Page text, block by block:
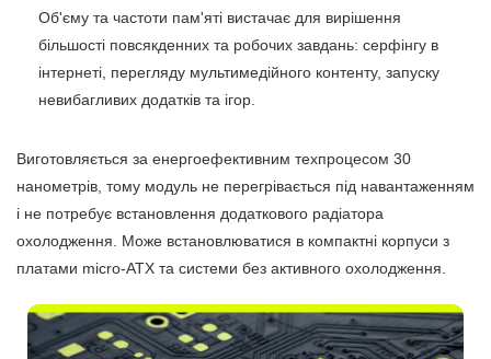
Об'єму та частоти пам'яті вистачає для вирішення
більшості повсякденних та робочих завдань: серфінгу в
інтернеті, перегляду мультимедійного контенту, запуску
невибагливих додатків та ігор.
Виготовляється за енергоефективним техпроцесом 30
нанометрів, тому модуль не перегрівається під навантаженням
і не потребує встановлення додаткового радіатора
охолодження. Може встановлюватися в компактні корпуси з
платами micro-ATX та системи без активного охолодження.